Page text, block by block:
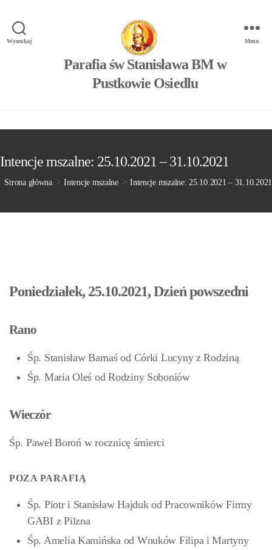
Wyszukaj
Parafia św Stanisława BM w
Pustkowie Osiedlu
Menu
Intencje mszalne: 25.10.2021 – 31.10.2021
Strona główna>Intencje mszalne>Intencje mszalne: 25.10.2021 – 31.10.2021
Poniedziałek, 25.10.2021, Dzień powszedni
Rano
Śp. Stanisław Barnaś od Córki Lucyny z Rodziną
Śp. Maria Oleś od Rodziny Soboniów
Wieczór
Śp. Paweł Boroń w rocznicę śmierci
POZA PARAFIĄ
Śp. Piotr i Stanisław Hajduk od Pracowników Firmy
GABI z Pilzna
Śp. Amelia Kamińska od Wnuków Filipa i Martyny